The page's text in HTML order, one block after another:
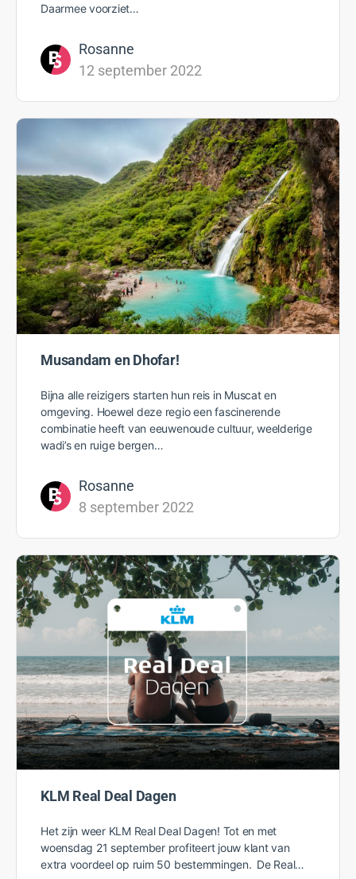
Daarmee voorziet…
Rosanne
12 september 2022
Musandam en Dhofar!
Bijna alle reizigers starten hun reis in Muscat en
omgeving. Hoewel deze regio een fascinerende
combinatie heeft van eeuwenoude cultuur, weelderige
wadi’s en ruige bergen…
Rosanne
8 september 2022
KLM Real Deal Dagen
Het zijn weer KLM Real Deal Dagen! Tot en met
woensdag 21 september profiteert jouw klant van
extra voordeel op ruim 50 bestemmingen. De Real…